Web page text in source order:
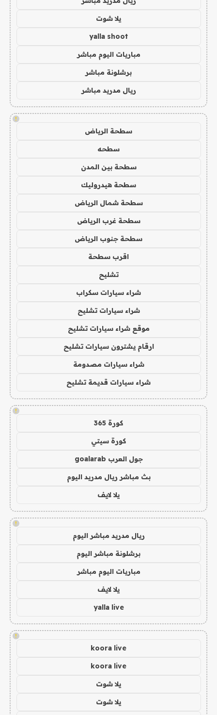
يلا شوت
yalla shoot
مباريات اليوم مباشر
برشلونة مباشر
ريال مدريد مباشر
!
سطحة الرياض
سطحه
سطحة بين المدن
سطحة هيدروليك
سطحة شمال الرياض
سطحة غرب الرياض
سطحة جنوب الرياض
اقرب سطحة
تشليح
شراء سيارات سكراب
شراء سيارات تشليح
موقع شراء سيارات تشليح
ارقام يشترون سيارات تشليح
شراء سيارات مصدومة
شراء سيارات قديمة تشليح
!
كورة 365
كورة سيتي
جول العرب goalarab
بث مباشر ريال مدريد اليوم
يلا لايف
!
ريال مدريد مباشر اليوم
برشلونة مباشر اليوم
مباريات اليوم مباشر
يلا لايف
yalla live
!
koora live
koora live
يلا شوت
يلا شوت